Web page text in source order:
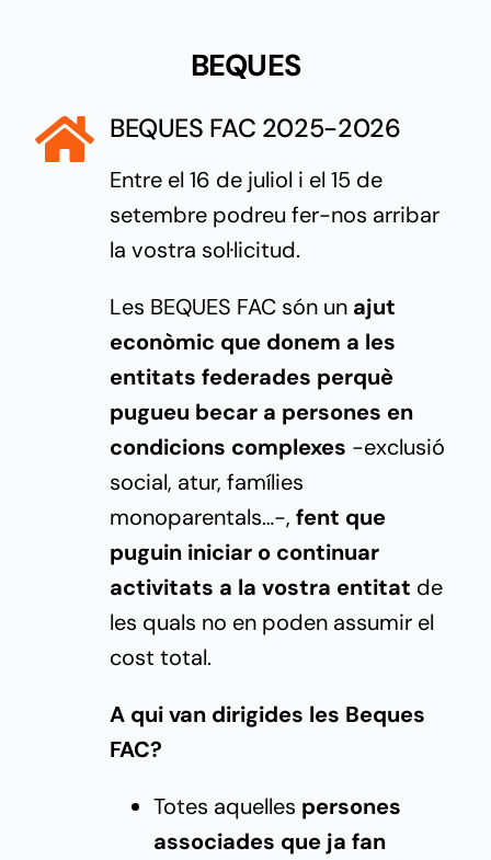
BEQUES
BEQUES FAC 2025-2026
Entre el 16 de juliol i el 15 de
setembre podreu fer-nos arribar
la vostra sol·licitud.
Les BEQUES FAC són un ajut
econòmic que donem a les
entitats federades perquè
pugueu becar a persones en
condicions complexes -exclusió
social, atur, famílies
monoparentals…-, fent que
puguin iniciar o continuar
activitats a la vostra entitat de
les quals no en poden assumir el
cost total.
A qui van dirigides les Beques
FAC?
Totes aquelles persones
associades que ja fan